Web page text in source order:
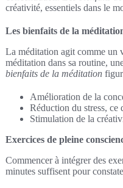
créativité, essentiels dans le
Les bienfaits de la
La méditation agit comme un
méditation dans sa routine,
bienfaits de la méditation
Amélioration de la
Réduction du stress, ce
Stimulation de la
Exercices de pleine
Commencer à intégrer des
minutes suffisent pour